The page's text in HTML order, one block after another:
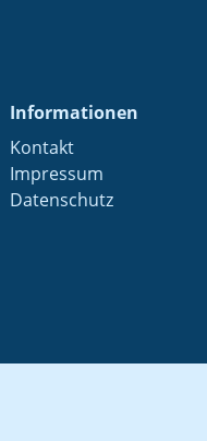
Informationen
Kontakt
Impressum
Datenschutz